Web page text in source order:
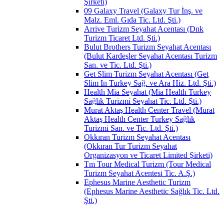
09 Galaxy Travel (Galaxy Tur İnş. ve
Malz. Eml. Gıda Tic. Ltd. Şti.)
Arrive Turizm Seyahat Acentası (Dnk
Turizm Ticaret Ltd. Şti.)
Bulut Brothers Turizm Seyahat Acentası
(Bulut Kardeşler Seyahat Acentası Turizm
San. ve Tic. Ltd. Şti.)
Get Slim Turizm Seyahat Acentası (Get
Slim In Turkey Sağ. ve Ara Hiz. Ltd. Şti.)
Health Mia Seyahat (Mia Health Turkey
Sağlık Turizmi Seyahat Tic. Ltd. Şti.)
Murat Aktaş Health Center Travel (Murat
Aktaş Health Center Turkey Sağlık
Turizmi San. ve Tic. Ltd. Şti.)
Okkıran Turizm Seyahat Acentası
(Okkıran Tur Turizm Seyahat
Organizasyon ve Ticaret Limited Şirketi)
Tm Tour Medical Turizm (Tour Medical
Turizm Seyahat Acentesi Tic. A.Ş.)
Ephesus Marine Aesthetic Turizm
(Ephesus Marine Aesthetic Sağlık Tic. Ltd.
Şti.)